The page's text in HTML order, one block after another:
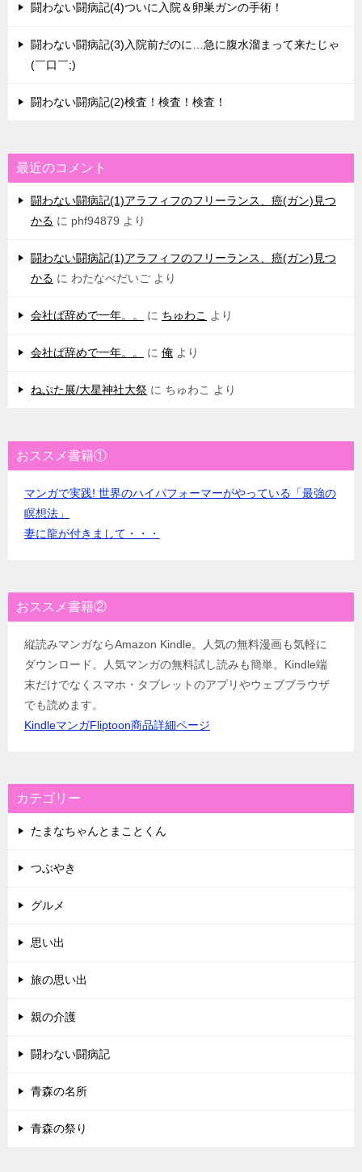
闘わない闘病記(4)ついに入院＆卵巣ガンの手術！
闘わない闘病記(3)入院前だのに…急に腹水溜まって来たじゃ
(￣口￣;)
闘わない闘病記(2)検査！検査！検査！
最近のコメント
闘わない闘病記(1)アラフィフのフリーランス、癌(ガン)見つ
かる に phf94879 より
闘わない闘病記(1)アラフィフのフリーランス、癌(ガン)見つ
かる に わたなべだいご より
会社ば辞めで一年。。 に ちゅわこ より
会社ば辞めで一年。。 に 俺 より
ねぷた展/大星神社大祭 に ちゅわこ より
おススメ書籍①
マンガで実践! 世界のハイパフォーマーがやっている「最強の
瞑想法」
妻に龍が付きまして・・・
おススメ書籍②
縦読みマンガならAmazon Kindle。人気の無料漫画も気軽に
ダウンロード。人気マンガの無料試し読みも簡単。Kindle端
末だけでなくスマホ・タブレットのアプリやウェブブラウザ
でも読めます。
KindleマンガFliptoon商品詳細ページ
カテゴリー
たまなちゃんとまことくん
つぶやき
グルメ
思い出
旅の思い出
親の介護
闘わない闘病記
青森の名所
青森の祭り